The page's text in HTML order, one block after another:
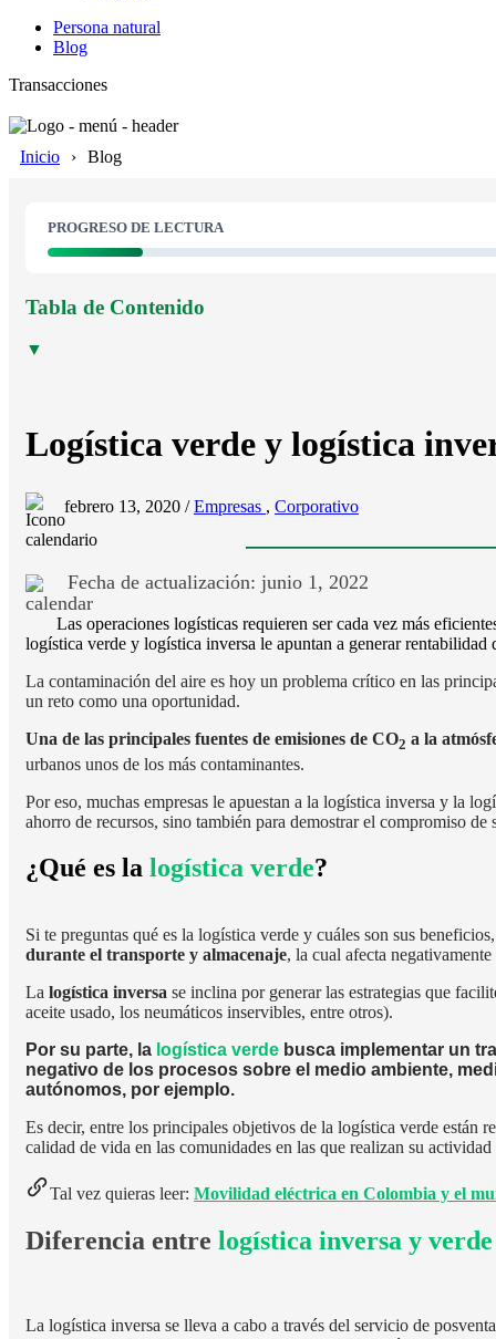
Persona natural
Blog
Transacciones
Inicio Blog
PROGRESO DE LECTURA
Tabla de Contenido
▼
Logística verde y logística
febrero 13, 2020 /Empresas , Corporativo
Fecha de actualización: junio 1, 2022
Las operaciones logísticas requieren ser cada vez más
logística verde y logística inversa le apuntan a generar rentabilidad
La contaminación del aire es hoy un problema crítico en las
un reto como una oportunidad.
Una de las principales fuentes de emisiones de CO2 a la
urbanos unos de los más contaminantes.
Por eso, muchas empresas le apuestan a la logística inversa y la
ahorro de recursos, sino también para demostrar el compromiso
¿Qué es la logística verde?
Si te preguntas qué es la logística verde y cuáles son sus
durante el transporte y almacenaje, la cual afecta
La logística inversa se inclina por generar las estrategias que
aceite usado, los neumáticos inservibles, entre otros).
Por su parte, la logística verde busca implementar un
negativo de los procesos sobre el medio ambiente,
autónomos, por ejemplo.
Es decir, entre los principales objetivos de la logística verde están
calidad de vida en las comunidades en las que realizan su
Tal vez quieras leer: Movilidad eléctrica en Colombia y el
Diferencia entre logística inversa y verde
La logística inversa se lleva a cabo a través del servicio de